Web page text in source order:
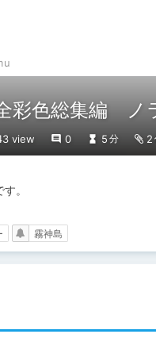
彩色総集編 ノ
view 0 5 分 2
。
霧神島